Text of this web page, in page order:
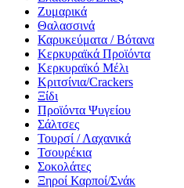
Ζυμαρικά
Θαλασσινά
Καρυκεύματα / Βότανα
Κερκυραϊκά Προϊόντα
Κερκυραϊκό Μέλι
Κριτσίνια/Crackers
Ξίδι
Προϊόντα Ψυγείου
Σάλτσες
Τουρσί / Λαχανικά
Τσουρέκια
Σοκολάτες
Ξηροί Καρποί/Σνάκ